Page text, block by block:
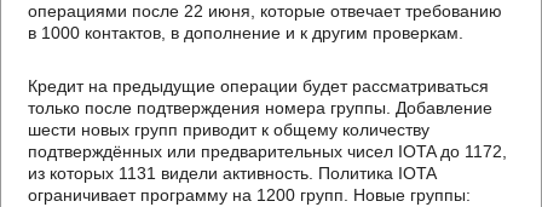
операциями после 22 июня, которые отвечает требованию
в 1000 контактов, в дополнение и к другим проверкам.
Кредит на предыдущие операции будет рассматриваться
только после подтверждения номера группы. Добавление
шести новых групп приводит к общему количеству
подтверждённых или предварительных чисел IOTA до 1172,
из которых 1131 видели активность. Политика IOTA
ограничивает программу на 1200 групп. Новые группы: